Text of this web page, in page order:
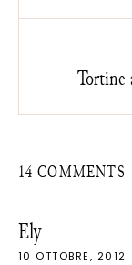
Tortine
14 COMMENTS
Ely
10 OTTOBRE, 2012